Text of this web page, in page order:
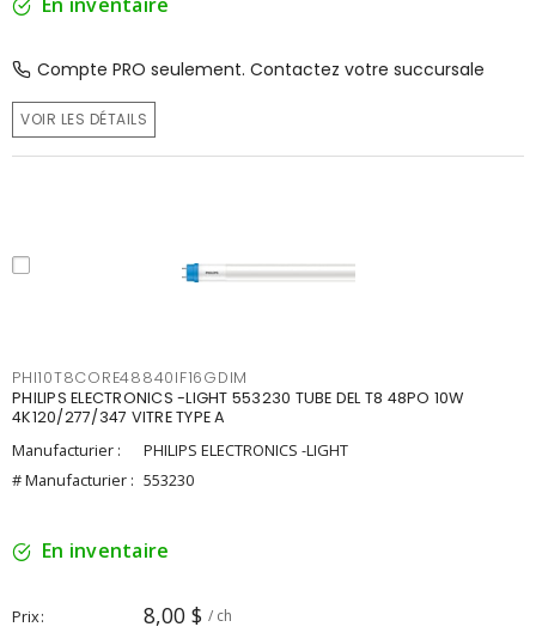
Compte PRO seulement. Contactez votre succursale
VOIR LES DÉTAILS
PHI10T8CORE48840IF16GDIM
PHILIPS ELECTRONICS -LIGHT 553230 TUBE DEL T8 48PO 10W
4K120/277/347 VITRE TYPE A
Manufacturier :
PHILIPS ELECTRONICS -LIGHT
# Manufacturier : 553230
En inventaire
Prix 8,00 $ / ch